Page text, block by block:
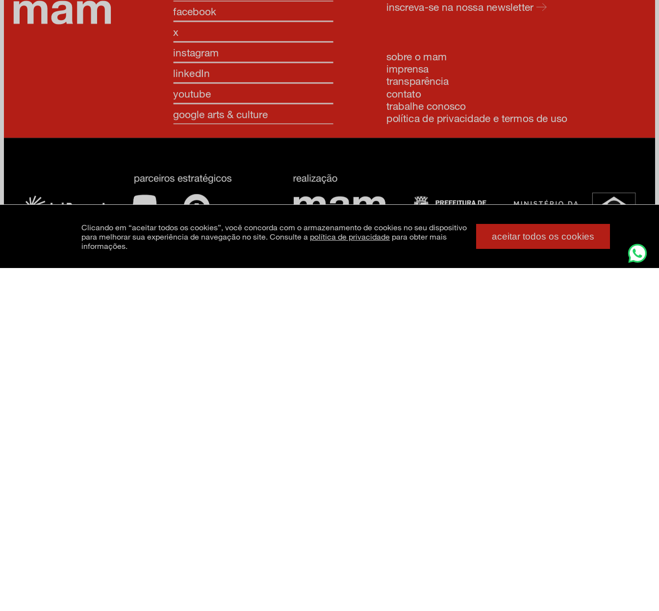
facebook
x
instagram
linkedIn
youtube
google arts & culture
inscreva-se na nossa newsletter
sobre o mam
imprensa
transparência
contato
trabalhe conosco
política de privacidade e termos de uso
CNPJ: 62.520.218/0001-24Razão social: Museu de Arte Moderna de São Paulo
Clicando em “aceitar todos os cookies”, você concorda com o armazenamento de cookies no seu dispositivo
para melhorar sua experiência de navegação no site. Consulte a política de privacidade para obter mais
informações.
aceitar todos os cookies